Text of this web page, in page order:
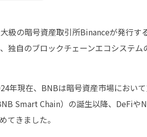
級の暗号資産取引所Binanceが発行す
独自のブロックチェーンエコシステ
年現在、BNBは暗号資産市場におい
Smart Chain）の誕生以降、DeFiや
てきました。